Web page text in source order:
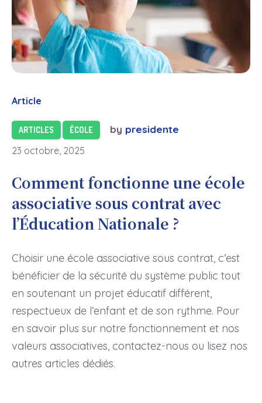
Article
ARTICLES ÉCOLE by presidente
23 octobre, 2025
Comment fonctionne une école
associative sous contrat avec
l’Éducation Nationale ?
Choisir une école associative sous contrat, c’est
bénéficier de la sécurité du système public tout
en soutenant un projet éducatif différent,
respectueux de l’enfant et de son rythme. Pour
en savoir plus sur notre fonctionnement et nos
valeurs associatives, contactez-nous ou lisez nos
autres articles dédiés.